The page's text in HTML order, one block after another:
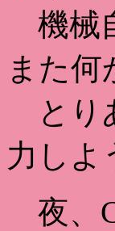
機械
また何
とり
力しよ
夜、